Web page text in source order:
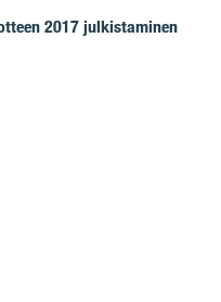
2017 julkistaminen